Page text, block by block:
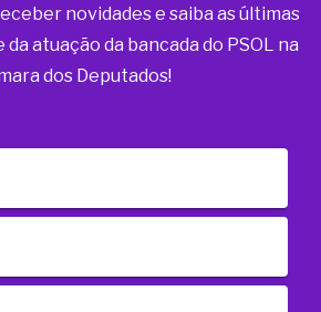
novidades e saiba as últimas
atuação da bancada do PSOL na
dos Deputados!